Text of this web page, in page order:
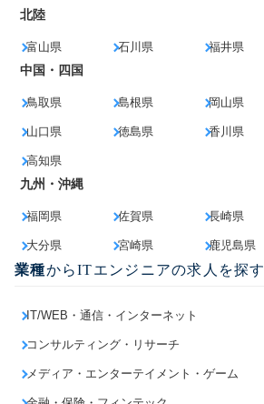
北陸
富山県 石川県 福井県
中国・四国
鳥取県 島根県 岡山県
山口県 徳島県 香川県
高知県
九州・沖縄
福岡県 佐賀県 長崎県
大分県 宮崎県 鹿児島県
業種からITエンジニアの求人を探す
IT/WEB・通信・インターネット
コンサルティング・リサーチ
メディア・エンターテイメント・ゲーム